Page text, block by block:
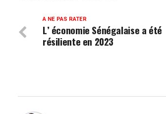
A NE PAS RATER
L’ économie Sénégalaise a été
résiliente en 2023